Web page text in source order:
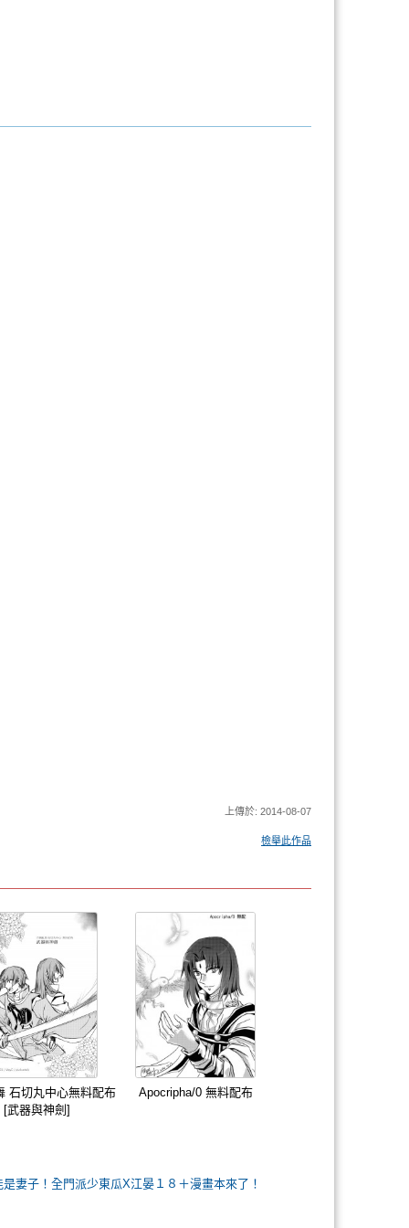
上傳於: 2014-08-07
檢舉此作品
石切丸中心無料配布
[武器與神劍]
Apocripha/0 無料配布
是妻子！全門派少東瓜X江晏１８＋漫畫本來了！